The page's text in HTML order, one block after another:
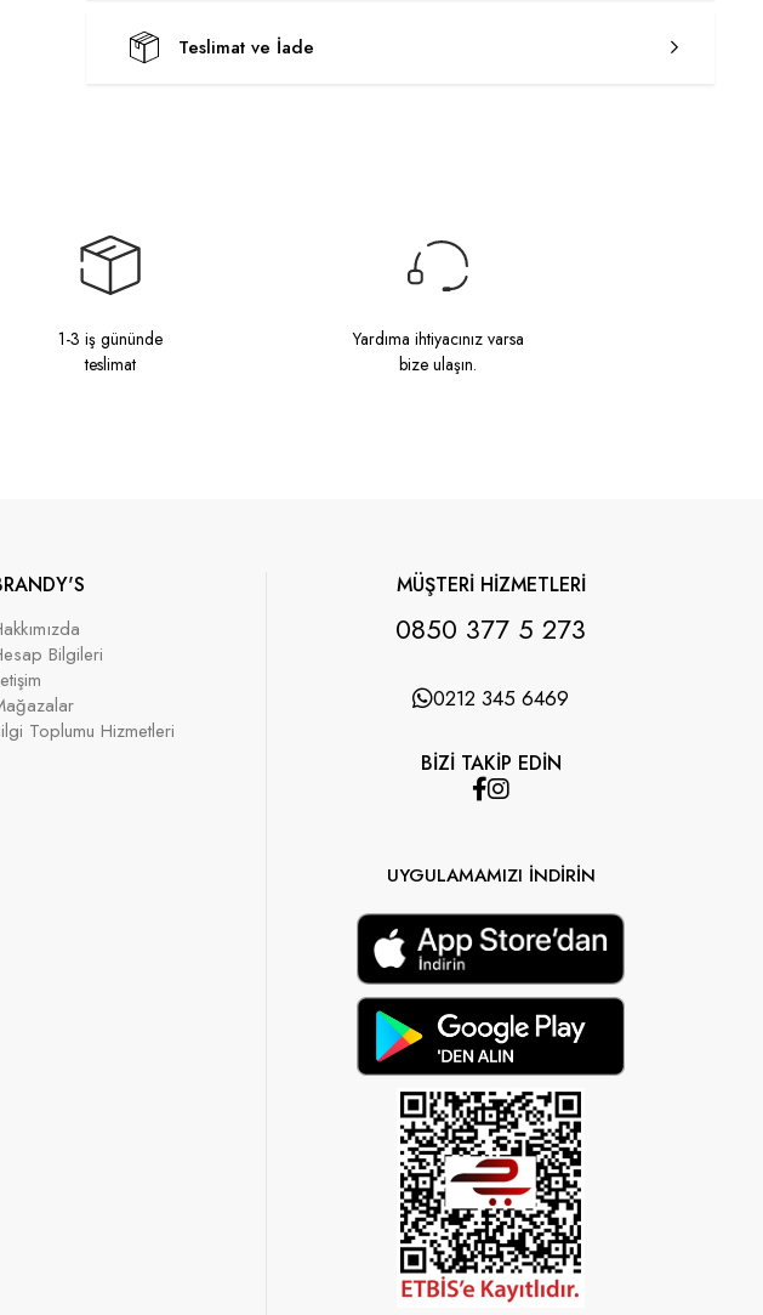
Teslimat ve İade
1-3 iş gününde
teslimat
Yardıma ihtiyacınız varsa
bize ulaşın.
Bilgileri
Toplumu Hizmetleri
MÜŞTERİ HİZMETLERİ
0850 377 5 273
0212 345 6469
BİZİ TAKİP EDİN
UYGULAMAMIZI İNDİRİN